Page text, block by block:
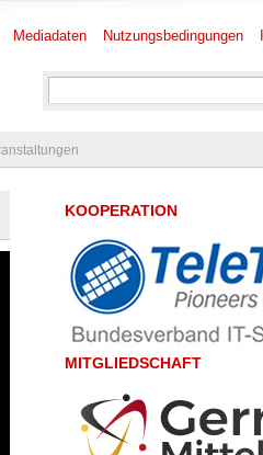
Mediadaten Nutzungsbedingungen
KOOPERATION
MITGLIEDSCHAFT